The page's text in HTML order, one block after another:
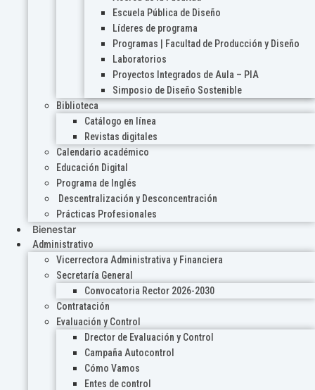
Escuela Pública de Diseño
Líderes de programa
Programas | Facultad de Producción y Diseño
Laboratorios
Proyectos Integrados de Aula – PIA
Simposio de Diseño Sostenible
Biblioteca
Catálogo en línea
Revistas digitales
Calendario académico
Educación Digital
Programa de Inglés
Descentralización y Desconcentración
Prácticas Profesionales
Bienestar
Administrativo
Vicerrectora Administrativa y Financiera
Secretaría General
Convocatoria Rector 2026-2030
Contratación
Evaluación y Control
Drector de Evaluación y Control
Campaña Autocontrol
Cómo Vamos
Entes de control